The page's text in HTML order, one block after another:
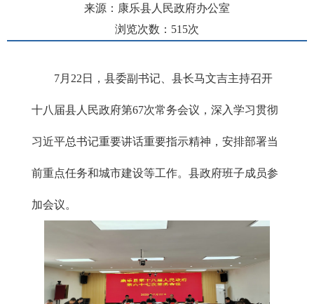
来源：康乐县人民政府办公室
浏览次数： 515次
7月22日，县委副书记、县长马文吉主持召开
十八届县人民政府第67次常务会议，深入学习贯彻
习近平总书记重要讲话重要指示精神，安排部署当
前重点任务和城市建设等工作。县政府班子成员参
加会议。